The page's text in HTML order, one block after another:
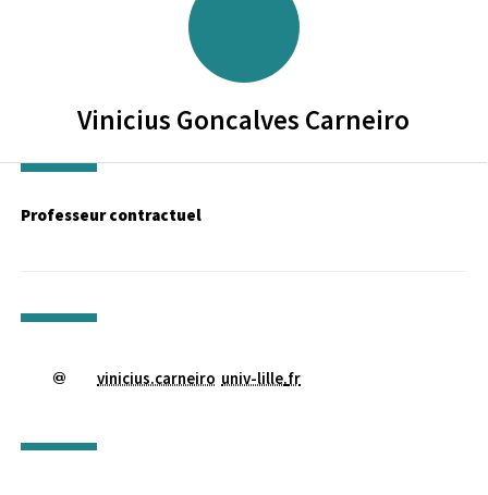
Vinicius Goncalves Carneiro
Professeur contractuel
vinicius.carneiro univ-lille.fr